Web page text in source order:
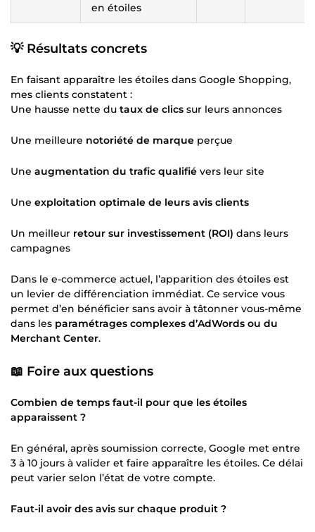
en étoiles
💡 Résultats concrets
En faisant apparaître les étoiles dans Google Shopping,
mes clients constatent :
Une hausse nette du taux de clics sur leurs annonces
Une meilleure notoriété de marque perçue
Une augmentation du trafic qualifié vers leur site
Une exploitation optimale de leurs avis clients
Un meilleur retour sur investissement (ROI) dans leurs
campagnes
Dans le e-commerce actuel, l’apparition des étoiles est
un levier de différenciation immédiat. Ce service vous
permet d’en bénéficier sans avoir à tâtonner vous-même
dans les paramétrages complexes d’AdWords ou du
Merchant Center.
📖 Foire aux questions
Combien de temps faut-il pour que les étoiles
apparaissent ?
En général, après soumission correcte, Google met entre
3 à 10 jours à valider et faire apparaître les étoiles. Ce délai
peut varier selon l’état de votre compte.
Faut-il avoir des avis sur chaque produit ?